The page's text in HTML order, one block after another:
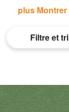
Filtre et tri
ne
dans le tissu et
une
plusieurs fois.
de ses
et la plante ont
plus Montrer